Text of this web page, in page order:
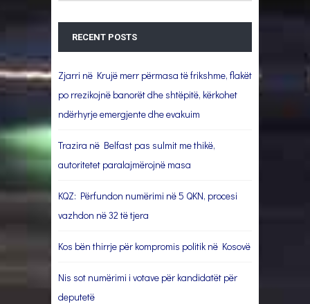
RECENT POSTS
Zjarri në Krujë merr përmasa të frikshme, flakët
po rrezikojnë banorët dhe shtëpitë, kërkohet
ndërhyrje emergjente dhe evakuim
Trazira në Belfast pas sulmit me thikë,
autoritetet paralajmërojnë masa
KQZ: Përfundon numërimi në 5 QKN, procesi
vazhdon në 32 të tjera
Kos bën thirrje për kompromis politik në Kosovë
Nis sot numërimi i votave për kandidatët për
deputetë